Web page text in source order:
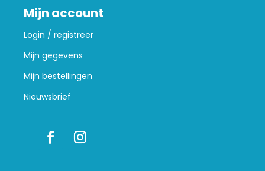
Mijn account
Login / registreer
Mijn gegevens
Mijn bestellingen
Nieuwsbrief